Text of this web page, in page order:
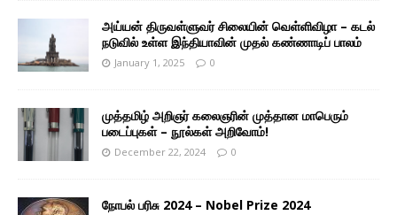
அய்யன் திருவள்ளுவர் சிலையின் வெள்ளிவிழா – கடல்
நடுவில் உள்ள இந்தியாவின் முதல் கண்ணாடிப் பாலம்
January 1, 2025 0
முத்தமிழ் அறிஞர் கலைஞரின் முத்தான மாபெரும்
படைப்புகள் – நூல்கள் அறிவோம்!
December 22, 2024 0
நோபல் பரிசு 2024 – Nobel Prize 2024